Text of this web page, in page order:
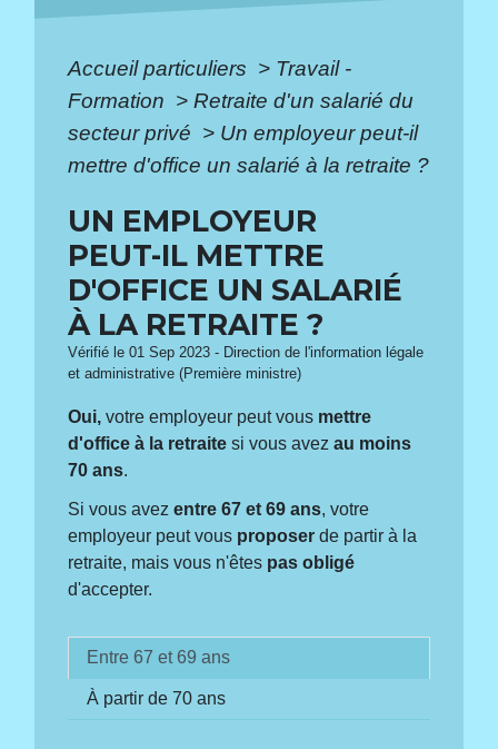
Accueil particuliers > Travail -
Formation > Retraite d'un salarié du
secteur privé > Un employeur peut-il
mettre d'office un salarié à la retraite ?
UN EMPLOYEUR
PEUT-IL METTRE
D'OFFICE UN SALARIÉ
À LA RETRAITE ?
Vérifié le 01 Sep 2023 - Direction de l'information légale
et administrative (Première ministre)
Oui,votre employeur peut vous mettre
d'office à la retraite si vous avezau moins
70 ans.
Si vous avezentre 67 et 69 ans, votre
employeur peut vous proposer de partir à la
retraite, mais vous n'êtes pas obligé
d'accepter.
Entre 67 et 69 ans
À partir de 70 ans